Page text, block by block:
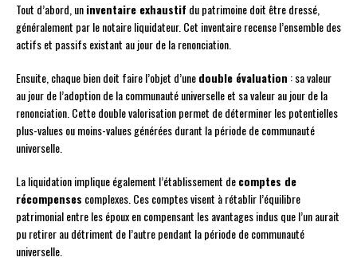
Tout d’abord, uninventaire exhaustif du patrimoine doit être dressé,
généralement par le notaire liquidateur. Cet inventaire recense l’ensemble des
actifs et passifs existant au jour de la renonciation.
Ensuite, chaque bien doit faire l’objet d’unedouble évaluation : sa valeur
au jour de l’adoption de la communauté universelle et sa valeur au jour de la
renonciation. Cette double valorisation permet de déterminer les potentielles
plus-values ou moins-values générées durant la période de communauté
universelle.
La liquidation implique également l’établissement decomptes de
récompenses complexes. Ces comptes visent à rétablir l’équilibre
patrimonial entre les époux en compensant les avantages indus que l’un aurait
pu retirer au détriment de l’autre pendant la période de communauté
universelle.